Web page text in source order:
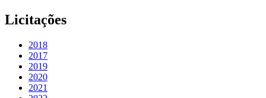
Licitações
2018
2017
2019
2020
2021